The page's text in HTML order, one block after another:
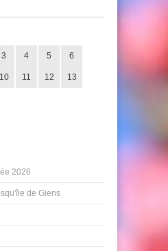
3 4 5 6
10 11 12 13
2026
de Giens